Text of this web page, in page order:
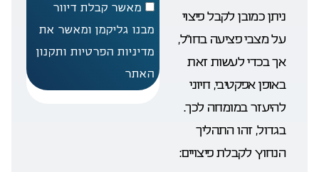
מאשר קבלת דיוור
מבנו גליקמן ומאשר את
מדיניות הפרטיות ותקנון
האתר
ניתן כמובן לקבל פיצוי
על מצבי פציעה בחו”ל,
אך בכדי לעשות זאת
באופן אפקטיבי, חיוני
להיעזר במומחה לכך.
בגדול, זהו התהליך
הנחוץ לקבלת פיצויים: